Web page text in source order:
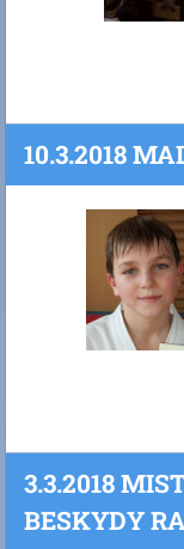
10.3.2018
3.3.2018
BESKYDY